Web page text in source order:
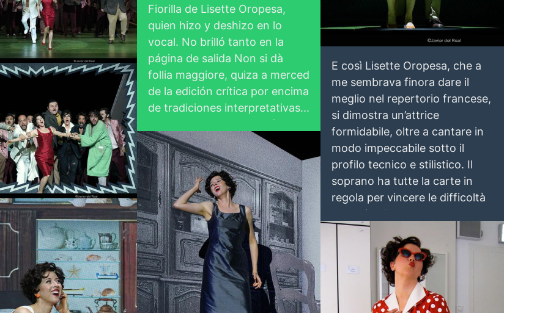
Lisette Oropesa and Misha Kiria
Download Full Size
May 24, 2023
Javier del Real
Download Full Size
Javier del Real
Fiorilla de Lisette Oropesa,
quien hizo y deshizo en lo
vocal. No brilló tanto en la
página de salida Non si dà
follia maggiore, quiza a merced
de la edición crítica por encima
de tradiciones interpretativas...
pero, su voz se desplegó en
frescura, luminosidad y con
ese carácter efervescente del
personaje en el dúo con su
marido Per piacere alla
signora, así como en el terceto
- que deriva en dúo - del
segundo acto, Scusate...
Trovarvi sola... Credete
allefemmine. Y, por su puesto,
en su aria final, donde volvió a
poner en juego variaciones
Platea Magazine
E così Lisette Oropesa, che a
me sembrava finora dare il
meglio nel repertorio francese,
si dimostra un’attrice
formidabile, oltre a cantare in
modo impeccabile sotto il
profilo tecnico e stilistico. Il
soprano ha tutte la carte in
regola per vincere le difficoltà
enormi della sua parte: e non
parlo solo dell’aria di sortita o
del rondò finale, ma anche del
primo duetto con Geronio.
Applauditissima,
meritatamente.
Conessi all'Opera
Download Full Size
Javier del Real